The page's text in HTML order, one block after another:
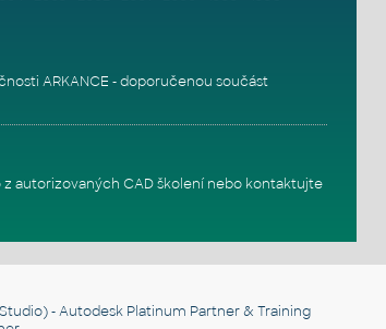
ARKANCE - doporučenou součást
autorizovaných CAD školenínebo kontaktujte
- Autodesk Platinum Partner & Training